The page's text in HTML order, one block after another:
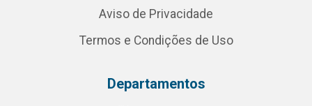
Aviso de Privacidade
Termos e Condições de Uso
Departamentos